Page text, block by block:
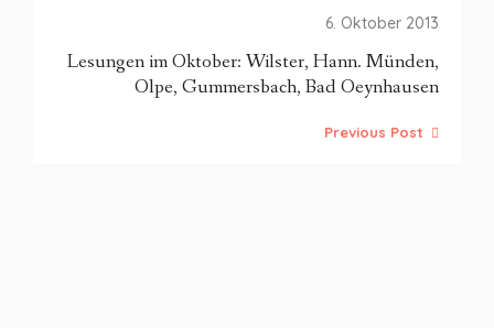
6. Oktober 2013
Lesungen im Oktober: Wilster, Hann. Münden,
Olpe, Gummersbach, Bad Oeynhausen
Previous Post